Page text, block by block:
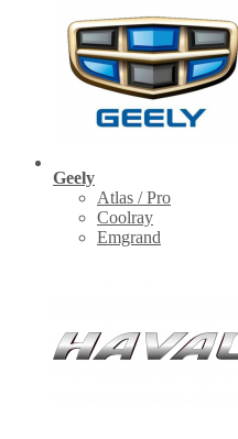
Geely
Atlas / Pro
Coolray
Emgrand